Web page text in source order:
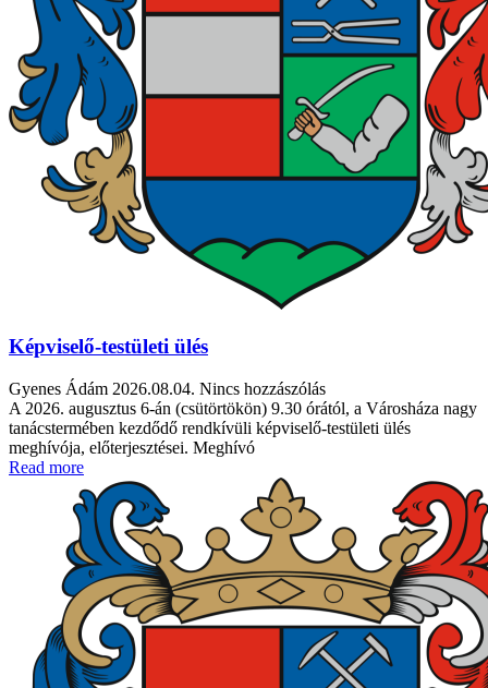
Képviselő-testületi ülés
Gyenes Ádám 2026.08.04. Nincs hozzászólás
A 2026. augusztus 6-án (csütörtökön) 9.30 órától, a Városháza nagy
tanácstermében kezdődő rendkívüli képviselő-testületi ülés
meghívója, előterjesztései. Meghívó
Read more